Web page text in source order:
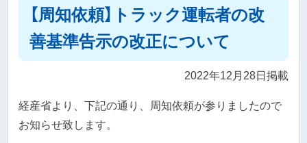
【周知依頼】トラック運転者の改
善基準告示の改正について
2022年12月28日掲載
経産省より、下記の通り、周知依頼が参りましたので
お知らせ致します。